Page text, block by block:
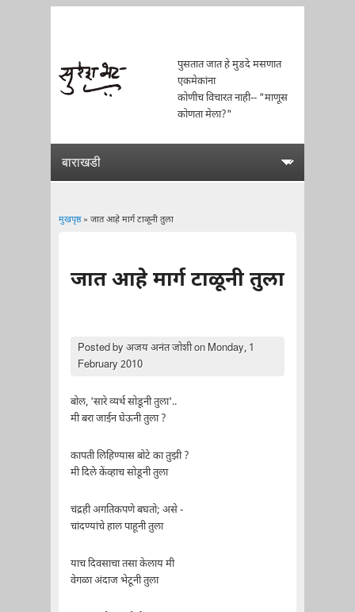
पुसतात जात हे मुडदे मसणात
एकमेकांना
कोणीच विचारत नाही-- "माणूस
कोणता मेला?"
मुखपृष्ठ» जात आहे मार्ग टाळूनी तुला
जात आहे मार्ग टाळूनी तुला
Posted byअजय अनंत जोशीon Monday, 1
February 2010
बोल, 'सारे व्यर्थ सोडूनी तुला'..
मी बरा जाईन घेऊनी तुला ?
कापती लिहिण्यास बोटे का तुझी ?
मी दिले केंव्हाच सोडूनी तुला
चंद्रही अगतिकपणे बघतो; असे -
चांदण्यांचे हाल पाहूनी तुला
याच दिवसाचा तसा केलाय मी
वेगळा अंदाज भेटूनी तुला